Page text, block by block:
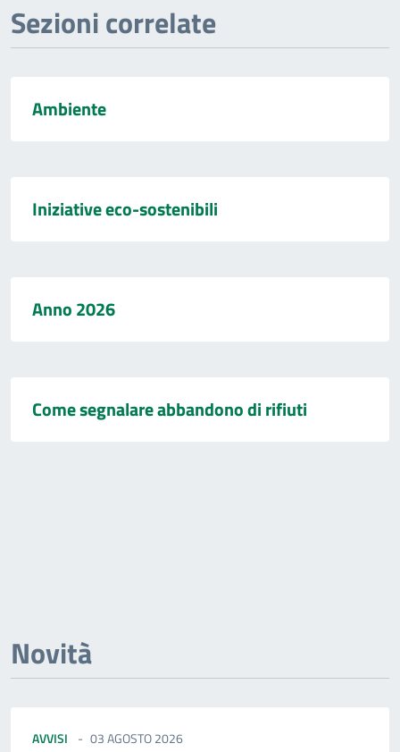
Sezioni correlate
Ambiente
Iniziative eco-sostenibili
Anno 2026
Come segnalare abbandono di rifiuti
Novità
AVVISI 03 AGOSTO 2026